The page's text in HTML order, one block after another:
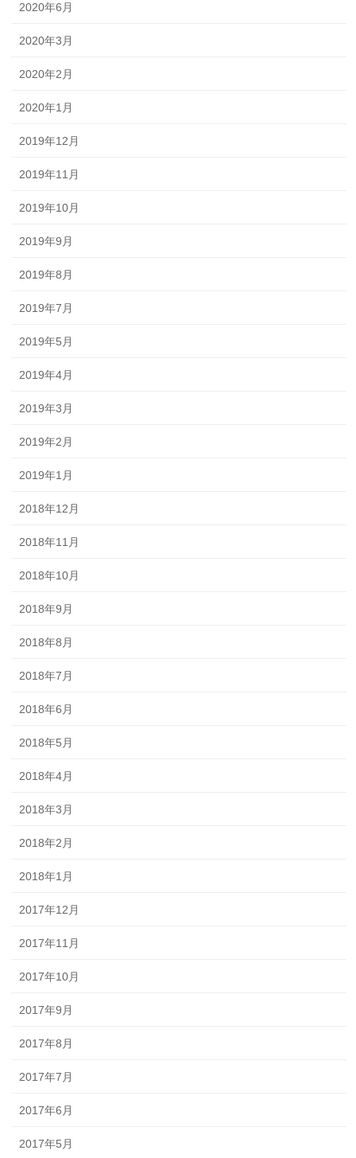
2020年6月
2020年3月
2020年2月
2020年1月
2019年12月
2019年11月
2019年10月
2019年9月
2019年8月
2019年7月
2019年5月
2019年4月
2019年3月
2019年2月
2019年1月
2018年12月
2018年11月
2018年10月
2018年9月
2018年8月
2018年7月
2018年6月
2018年5月
2018年4月
2018年3月
2018年2月
2018年1月
2017年12月
2017年11月
2017年10月
2017年9月
2017年8月
2017年7月
2017年6月
2017年5月